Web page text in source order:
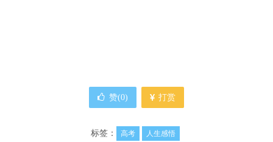
赞(0) 打赏
标签： 高考 人生感悟